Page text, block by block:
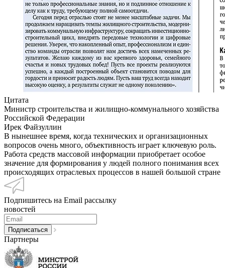
Цитата
Министр строительства и жилищно-коммунального хозяйства
Российской Федерации
Ирек Файзуллин
В нынешнее время, когда технических и организационных
вопросов очень много, объективность играет ключевую роль.
Работа средств массовой информации приобретает особое
значение для формирования у людей полного понимания всех
происходящих отраслевых процессов в нашей большой стране
Подпишитесь на Email рассылку
новостей
Партнеры